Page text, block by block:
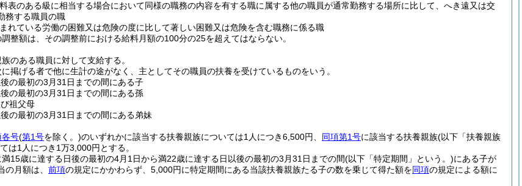
表のある級に相当する場合において同様の職務の内容を有する職に属する他の職員が通常勤務する場所に比して、へき遠又は交
務する職員の職
れている労働の困難又は危険の度に比して著しい困難又は危険を含む職務に係る職
整額は、その調整前における給料月額の100分の25を超えてはならない。
のある職員に対して支給する。
掲げる者で他に生計の途がなく、主としてその職員の扶養を受けているものをいう。
の最初の3月31日までの間にある子
の最初の3月31日までの間にある孫
祖父母
の最初の3月31日までの間にある弟妹
各号(第1号を除く。)のいずれかに該当する扶養親族については1人につき6,500円、 同項第1号に該当する扶養親族(以下「扶養親族
は1人につき1万3,000円とする。
15歳に達する日後の最初の4月1日から満22歳に達する日以後の最初の3月31日までの間(以下「特定期間」という。)にある子が
月額は、 前項の規定にかかわらず、5,000円に特定期間にある当該扶養親族たる子の数を乗じて得た額を同項の規定による額に